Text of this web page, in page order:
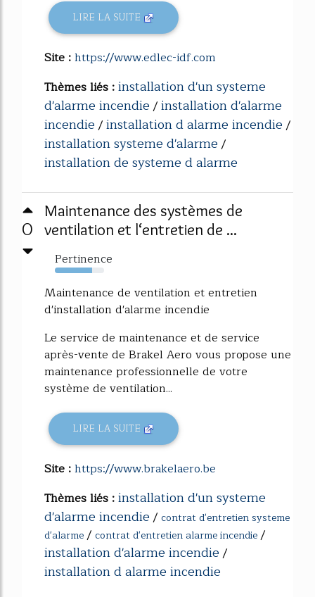
LIRE LA SUITE
Site :https://www.edlec-idf.com
Thèmes liés :installation d'un systeme
d'alarme incendie/installation d'alarme
incendie/installation d alarme incendie/
installation systeme d'alarme/
installation de systeme d alarme
0
Maintenance des systèmes de
ventilation et l‘entretien de ...
Pertinence
76%
Maintenance de ventilation et entretien
d'installation d'alarme incendie
Le service de maintenance et de service
après-vente de Brakel Aero vous propose une
maintenance professionnelle de votre
système de ventilation...
LIRE LA SUITE
Site :https://www.brakelaero.be
Thèmes liés :installation d'un systeme
d'alarme incendie/ contrat d'entretien systeme
d'alarme/ contrat d'entretien alarme incendie/
installation d'alarme incendie/
installation d alarme incendie